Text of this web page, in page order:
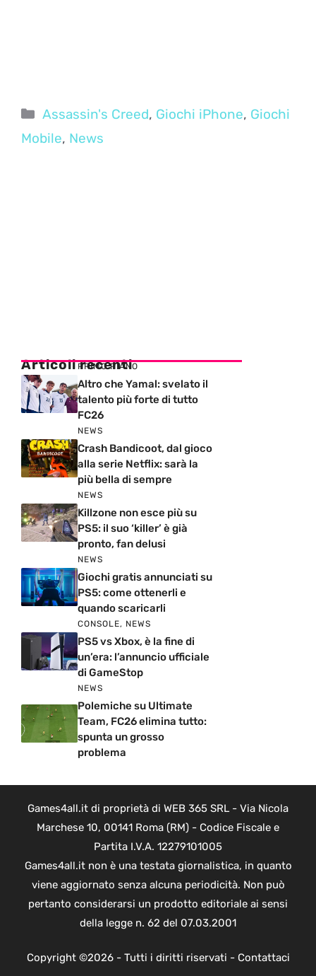
Categorie
Assassin's Creed, Giochi iPhone, Giochi
Mobile, News
Articoli recenti
PRIMO PIANO
Altro che Yamal: svelato il
talento più forte di tutto
FC26
NEWS
Crash Bandicoot, dal gioco
alla serie Netflix: sarà la
più bella di sempre
NEWS
Killzone non esce più su
PS5: il suo ‘killer’ è già
pronto, fan delusi
NEWS
Giochi gratis annunciati su
PS5: come ottenerli e
quando scaricarli
CONSOLE, NEWS
PS5 vs Xbox, è la fine di
un’era: l’annuncio ufficiale
di GameStop
NEWS
Polemiche su Ultimate
Team, FC26 elimina tutto:
spunta un grosso
problema
Games4all.it di proprietà di WEB 365 SRL - Via Nicola
Marchese 10, 00141 Roma (RM) - Codice Fiscale e
Partita I.V.A. 12279101005
Games4all.it non è una testata giornalistica, in quanto
viene aggiornato senza alcuna periodicità. Non può
pertanto considerarsi un prodotto editoriale ai sensi
della legge n. 62 del 07.03.2001
Copyright ©2026 - Tutti i diritti riservati - Contattaci